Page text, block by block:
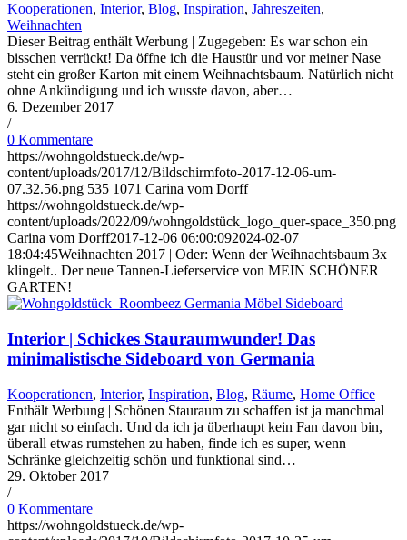
Kooperationen, Interior, Blog, Inspiration, Jahreszeiten,
Weihnachten
Dieser Beitrag enthält Werbung | Zugegeben: Es war schon ein
bisschen verrückt! Da öffne ich die Haustür und vor meiner Nase
steht ein großer Karton mit einem Weihnachtsbaum. Natürlich nicht
ohne Ankündigung und ich wusste davon, aber…
6. Dezember 2017
/
0 Kommentare
https://wohngoldstueck.de/wp-
content/uploads/2017/12/Bildschirmfoto-2017-12-06-um-
07.32.56.png 535 1071 Carina vom Dorff
https://wohngoldstueck.de/wp-
content/uploads/2022/09/wohngoldstück_logo_quer-space_350.png
Carina vom Dorff2017-12-06 06:00:092024-02-07
18:04:45Weihnachten 2017 | Oder: Wenn der Weihnachtsbaum 3x
klingelt.. Der neue Tannen-Lieferservice von MEIN SCHÖNER
GARTEN!
Interior | Schickes Stauraumwunder! Das
minimalistische Sideboard von Germania
Kooperationen, Interior, Inspiration, Blog, Räume, Home Office
Enthält Werbung | Schönen Stauraum zu schaffen ist ja manchmal
gar nicht so einfach. Und da ich ja überhaupt kein Fan davon bin,
überall etwas rumstehen zu haben, finde ich es super, wenn
Schränke gleichzeitig schön und funktional sind…
29. Oktober 2017
/
0 Kommentare
https://wohngoldstueck.de/wp-